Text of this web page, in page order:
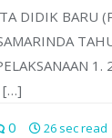
DIDIK BARU
[…]
0 26 sec read